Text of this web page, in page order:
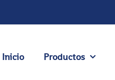
Inicio Productos